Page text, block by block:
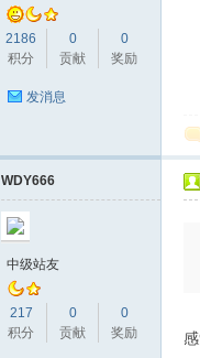
2186
积分
0
贡献
0
奖励
发消息
WDY666
中级站友
217
积分
0
贡献
0
奖励